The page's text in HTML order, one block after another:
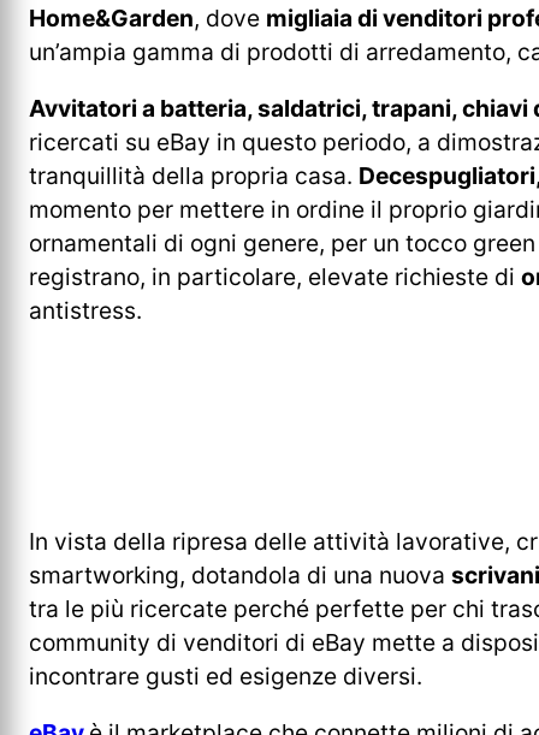
Home&Garden, dove migliaia di venditori
un’ampia gamma di prodotti di arredamento,
Avvitatori a batteria, saldatrici, trapani,
ricercati su eBay in questo periodo, a
tranquillità della propria casa.
momento per mettere in ordine il proprio
ornamentali di ogni genere, per un tocco
registrano, in particolare, elevate richieste di
antistress.
In vista della ripresa delle attività lavorative,
smartworking, dotandola di una nuova
tra le più ricercate perché perfette per chi
community di venditori di eBay mette a
incontrare gusti ed esigenze diversi.